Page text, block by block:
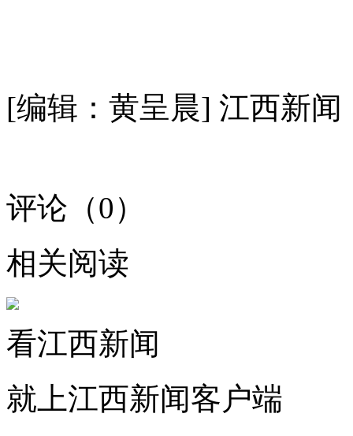
[编辑：黄呈晨] 江西新闻
评论（0）
相关阅读
看江西新闻
就上江西新闻客户端